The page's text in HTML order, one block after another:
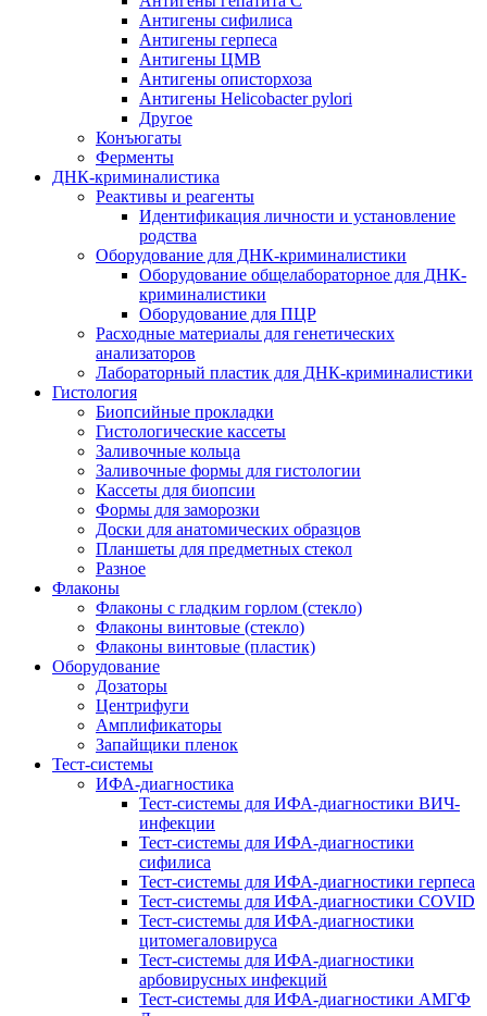
Антигены сифилиса
Антигены герпеса
Антигены ЦМВ
Антигены описторхоза
Антигены Helicobacter pylori
Другое
Конъюгаты
Ферменты
ДНК-криминалистика
Реактивы и реагенты
Идентификация личности и установление
родства
Оборудование для ДНК-криминалистики
Оборудование общелабораторное для ДНК-
криминалистики
Оборудование для ПЦР
Расходные материалы для генетических
анализаторов
Лабораторный пластик для ДНК-криминалистики
Гистология
Биопсийные прокладки
Гистологические кассеты
Заливочные кольца
Заливочные формы для гистологии
Кассеты для биопсии
Формы для заморозки
Доски для анатомических образцов
Планшеты для предметных стекол
Разное
Флаконы
Флаконы с гладким горлом (стекло)
Флаконы винтовые (стекло)
Флаконы винтовые (пластик)
Оборудование
Дозаторы
Центрифуги
Амплификаторы
Запайщики пленок
Тест-системы
ИФА-диагностика
Тест-системы для ИФА-диагностики ВИЧ-
инфекции
Тест-системы для ИФА-диагностики
сифилиса
Тест-системы для ИФА-диагностики герпеса
Тест-системы для ИФА-диагностики COVID
Тест-системы для ИФА-диагностики
цитомегаловируса
Тест-системы для ИФА-диагностики
арбовирусных инфекций
Тест-системы для ИФА-диагностики АМГФ